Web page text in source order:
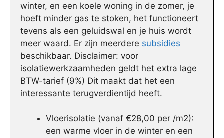
winter, en een koele woning in de zomer, je
hoeft minder gas te stoken, het functioneert
tevens als een geluidswal en je huis wordt
meer waard. Er zijn meerdere subsidies
beschikbaar. Disclaimer: voor
isolatiewerkzaamheden geldt het extra lage
BTW-tarief (9%) Dit maakt dat het een
interessante terugverdientijd heeft.
Vloerisolatie (vanaf €28,00 per /m2):
een warme vloer in de winter en een